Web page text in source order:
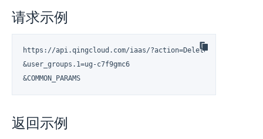
请求示例
https://api.qingcloud.com/iaas/?action=DeletUserGroups
&user_groups.1=ug-c7f9gmc6
&COMMON_PARAMS
返回示例